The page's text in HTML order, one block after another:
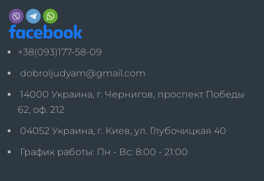
+38(093)177-58-09
dobroljudyam@gmail.com
14000 Украина, г. Чернигов, проспект Победы
62, оф. 212
04052 Украина, г. Киев, ул. Глубочицкая 40
График работы: Пн - Вс: 8:00 - 21:00